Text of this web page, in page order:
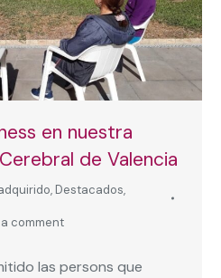
en nuestra
de Valencia
, Destacados,
comment
las persons que